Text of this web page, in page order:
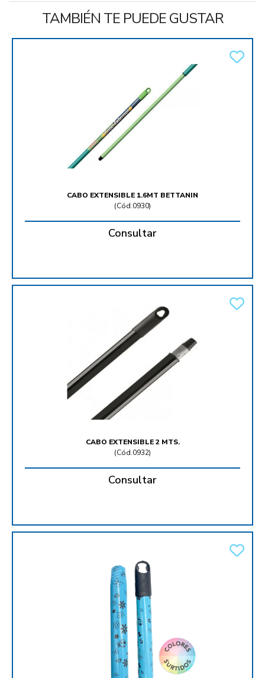
TAMBIÉN TE PUEDE GUSTAR
CABO EXTENSIBLE 1.6MT BETTANIN
(Cód.0930)
Consultar
CABO EXTENSIBLE 2 MTS.
(Cód.0932)
Consultar